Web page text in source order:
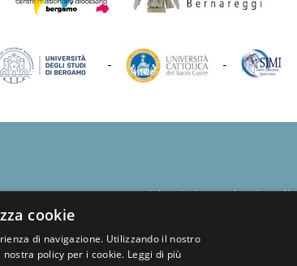
- -
Abbazia benedettina di
tel.:+39 035.958859
cookie
di navigazione. Utilizzando il nostro
policy per i cookie. Leggi di più